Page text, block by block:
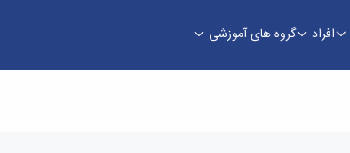
افراد گروه های آموزشی